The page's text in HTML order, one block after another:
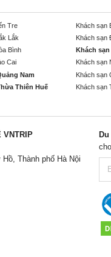
Tre Khách sạn
Lắk Khách sạn
Bình Khách
Cai Khách sạn
Nam Khách sạn
Thiên Huế Khách sạn
VNTRIP
Thành phố Hà Nội